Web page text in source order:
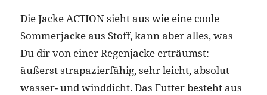
Die Jacke ACTION sieht aus wie eine coole
Sommerjacke aus Stoff, kann aber alles, was
Du dir von einer Regenjacke erträumst:
äußerst strapazierfähig, sehr leicht, absolut
wasser- und winddicht. Das Futter besteht aus